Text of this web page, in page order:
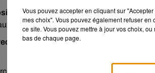
du cours de la pâte à papier. Il avait
cahiers, feuilles et autres classeurs,
de 30%, ce qui devrait être une
que
Vous pouvez accepter en cliquant sur
mes choix". Vous pouvez également refuser
ce site. Vous pouvez mettre à jour vos choix,
bas de chaque page.